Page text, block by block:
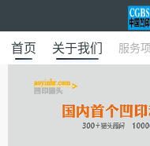
首页 关于我们 服务